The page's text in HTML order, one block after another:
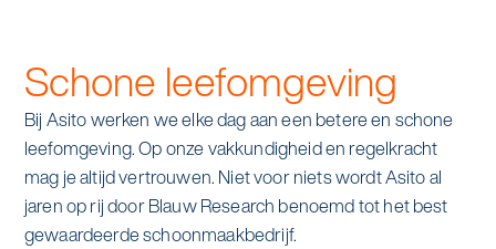
Schone leefomgeving
Bij Asito werken we elke dag aan een betere en schone
leefomgeving. Op onze vakkundigheid en regelkracht
mag je altijd vertrouwen. Niet voor niets wordt Asito al
jaren op rij door Blauw Research benoemd tot het best
gewaardeerde schoonmaakbedrijf.